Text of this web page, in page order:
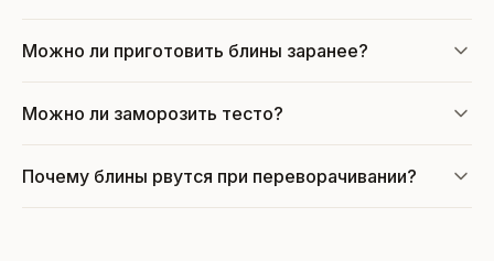
Можно ли приготовить блины заранее?
Можно ли заморозить тесто?
Почему блины рвутся при переворачивании?